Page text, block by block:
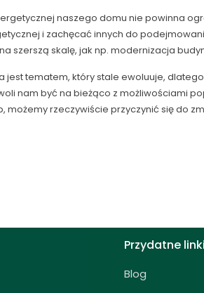
naszego domu nie powinna
i zachęcać innych do
szerszą skalę, jak np. modernizacja
jest tematem, który stale ewoluuje,
nam być na bieżąco z możliwościami
możemy rzeczywiście przyczynić się do
Przydatne
Blog